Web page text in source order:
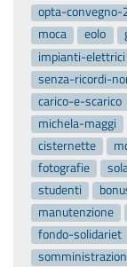
opta-convegno-
moca
eolo
impianti-elettrici
senza-ricordi-
carico-e-scarico
michela-maggi
cisternette
fotografie
studenti
manutenzione
fondo-solidariet